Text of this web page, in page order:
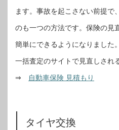
ます。事故を起こさない前提で
のも一つの方法です。保険の見
簡単にできるようになりました
一括査定のサイトで見直しされ
⇒ 自動車保険 見積もり
タイヤ交換